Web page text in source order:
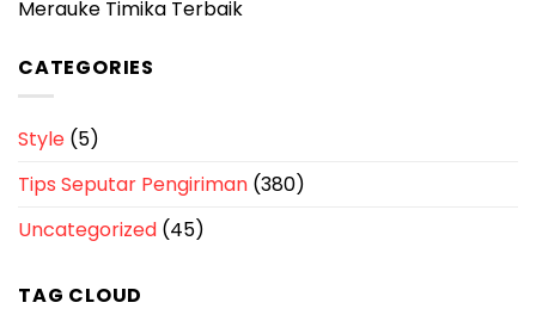
Merauke Timika Terbaik
CATEGORIES
Style (5)
Tips Seputar Pengiriman (380)
Uncategorized (45)
TAG CLOUD